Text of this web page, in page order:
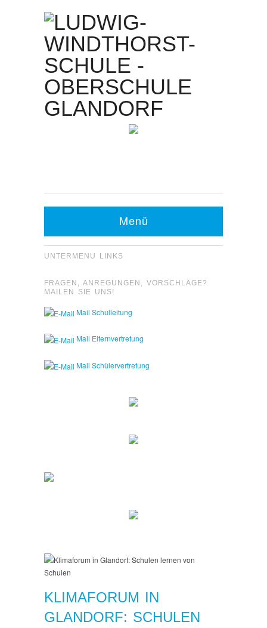
Fax: 05426 9480-20
Menü
UNTERMENU LINKS
FRAGEN, ANREGUNGEN, VORSCHLÄGE?
MAILEN SIE UNS!
Mail Schulleitung
Mail Elternvertretung
Mail Schülervertretung
KLIMAFORUM IN
GLANDORF: SCHULEN